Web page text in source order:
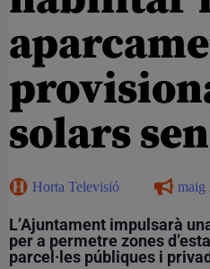
solars
Horta Televisió maig
L’Ajuntament impulsarà
per a permetre zones
parcel·les públiques i